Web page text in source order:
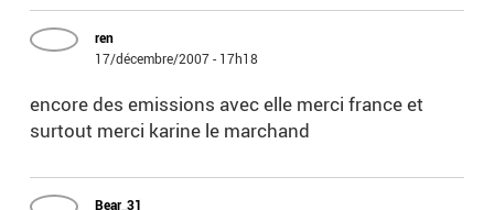
ren
17/décembre/2007 - 17h18
encore des emissions avec elle merci france et
surtout merci karine le marchand
Bear_31